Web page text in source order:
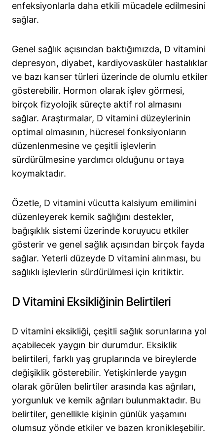
enfeksiyonlarla daha etkili mücadele edilmesini
sağlar.
Genel sağlık açısından baktığımızda, D vitamini
depresyon, diyabet, kardiyovasküler hastalıklar
ve bazı kanser türleri üzerinde de olumlu etkiler
gösterebilir. Hormon olarak işlev görmesi,
birçok fizyolojik süreçte aktif rol almasını
sağlar. Araştırmalar, D vitamini düzeylerinin
optimal olmasının, hücresel fonksiyonların
düzenlenmesine ve çeşitli işlevlerin
sürdürülmesine yardımcı olduğunu ortaya
koymaktadır.
Özetle, D vitamini vücutta kalsiyum emilimini
düzenleyerek kemik sağlığını destekler,
bağışıklık sistemi üzerinde koruyucu etkiler
gösterir ve genel sağlık açısından birçok fayda
sağlar. Yeterli düzeyde D vitamini alınması, bu
sağlıklı işlevlerin sürdürülmesi için kritiktir.
D Vitamini Eksikliğinin Belirtileri
D vitamini eksikliği, çeşitli sağlık sorunlarına yol
açabilecek yaygın bir durumdur. Eksiklik
belirtileri, farklı yaş gruplarında ve bireylerde
değişiklik gösterebilir. Yetişkinlerde yaygın
olarak görülen belirtiler arasında kas ağrıları,
yorgunluk ve kemik ağrıları bulunmaktadır. Bu
belirtiler, genellikle kişinin günlük yaşamını
olumsuz yönde etkiler ve bazen kronikleşebilir.